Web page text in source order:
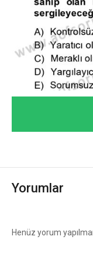
Yorumlar
Henüz yorum